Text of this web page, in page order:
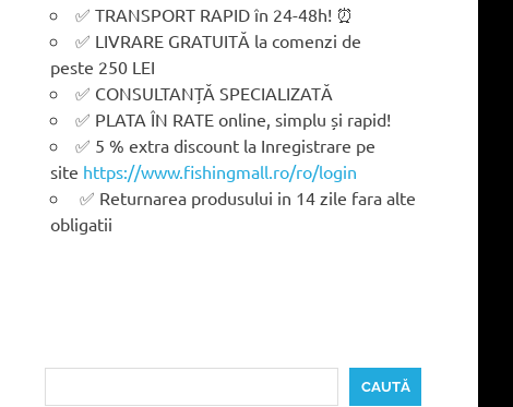
✅ TRANSPORT RAPID în 24-48h! ⏰
✅ LIVRARE GRATUITĂ la comenzi de
peste 250 LEI
✅ CONSULTANȚĂ SPECIALIZATĂ
✅ PLATA ÎN RATE online, simplu și rapid!
✅ 5 % extra discount la Inregistrare pe
site https://www.fishingmall.ro/ro/login
✅ Returnarea produsului in 14 zile fara alte
obligatii
CAUTĂ